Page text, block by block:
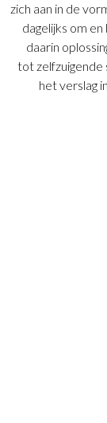
zich aan in de
dagelijks om
daarin
tot zelfzuigende
het verslag